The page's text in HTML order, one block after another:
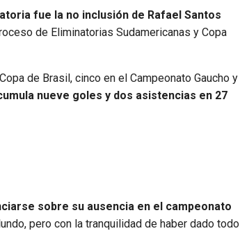
fue la no inclusión de Rafael Santos
de Eliminatorias Sudamericanas y Copa
de Brasil, cinco en el Campeonato Gaucho y
nueve goles y dos asistencias en 27
sobre su ausencia en el campeonato
pero con la tranquilidad de haber dado todo